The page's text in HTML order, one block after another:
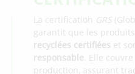
La certification GRS
garantit que les
recyclées certifiées et
responsable . Elle
production, assurant